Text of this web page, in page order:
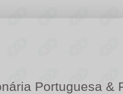
Portuguesa &